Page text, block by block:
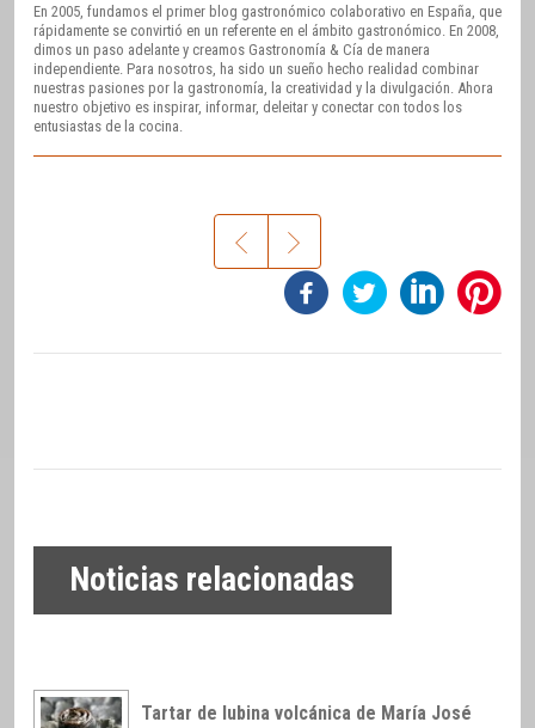
En 2005, fundamos el primer blog gastronómico colaborativo en España, que
rápidamente se convirtió en un referente en el ámbito gastronómico. En 2008,
dimos un paso adelante y creamos Gastronomía & Cía de manera
independiente. Para nosotros, ha sido un sueño hecho realidad combinar
nuestras pasiones por la gastronomía, la creatividad y la divulgación. Ahora
nuestro objetivo es inspirar, informar, deleitar y conectar con todos los
entusiastas de la cocina.
Noticias relacionadas
Tartar de lubina volcánica de María José